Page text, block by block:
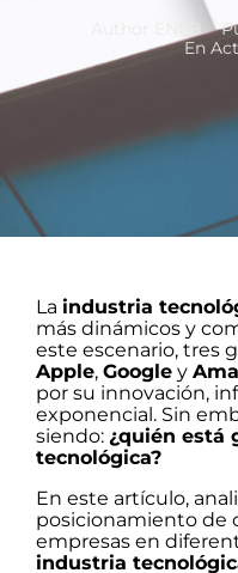
ENEB
En
La industria
más dinámicos y
este escenario, tres
Apple, Google y
por su innovación,
exponencial. Sin
siendo: ¿quién está
tecnológica?
En este artículo,
posicionamiento de
empresas en
industria